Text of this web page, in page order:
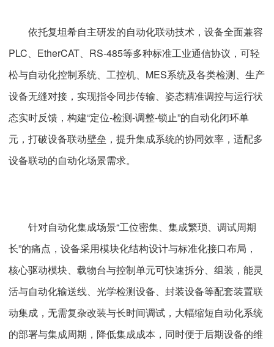
依托复坦希自主研发的自动化联动技术，设备全面兼容
PLC、EtherCAT、RS-485等多种标准工业通信协议，可轻
松与自动化控制系统、工控机、MES系统及各类检测、生产
设备无缝对接，实现指令同步传输、姿态精准调控与运行状
态实时反馈，构建“定位-检测-调整-锁止”的自动化闭环单
元，打破设备联动壁垒，提升集成系统的协同效率，适配多
设备联动的自动化场景需求。
针对自动化集成场景“工位密集、集成繁琐、调试周期
长”的痛点，设备采用模块化结构设计与标准化接口布局，
核心驱动模块、载物台与控制单元可快速拆分、组装，能灵
活与自动化输送线、光学检测设备、封装设备等配套装置联
动集成，无需复杂改装与长时间调试，大幅缩短自动化系统
的部署与集成周期，降低集成成本，同时便于后期设备的维